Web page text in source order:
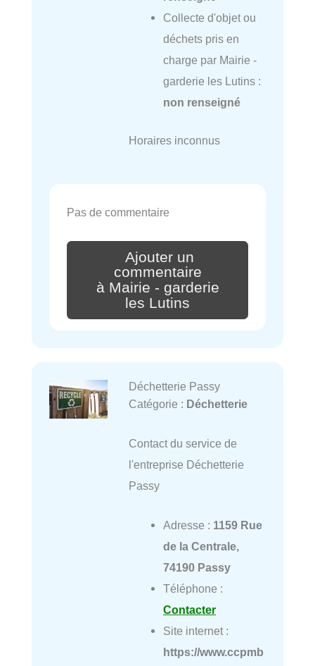
Collecte d'objet ou
déchets pris en
charge par Mairie -
garderie les Lutins :
non renseigné
Horaires inconnus
Pas de commentaire
Ajouter un
commentaire
à Mairie - garderie
les Lutins
Déchetterie Passy
Catégorie : Déchetterie
Contact du service de
l'entreprise Déchetterie
Passy
Adresse : 1159 Rue
de la Centrale,
74190 Passy
Téléphone :
Contacter
Site internet :
https://www.ccpmb